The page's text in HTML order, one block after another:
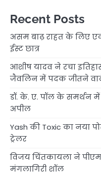
Recent Posts
असम बाढ़ राहत के लिए
ईस्ट छात्र
आशीष यादव ने रचा
जैवलिन में पदक जीतने
डॉ. के. ए. पॉल के समर्थन में
अपील
Yash की Toxic का नया
ट्रेलर
विजय चिंतकायला ने
मंगलागिरी शॉल